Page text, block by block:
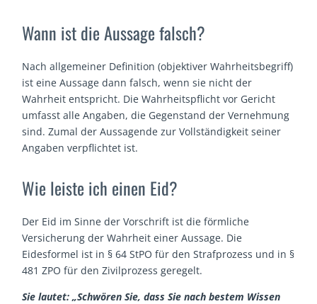
Wann ist die Aussage falsch?
Nach allgemeiner Definition (objektiver Wahrheitsbegriff)
ist eine Aussage dann falsch, wenn sie nicht der
Wahrheit entspricht. Die Wahrheitspflicht vor Gericht
umfasst alle Angaben, die Gegenstand der Vernehmung
sind. Zumal der Aussagende zur Vollständigkeit seiner
Angaben verpflichtet ist.
Wie leiste ich einen Eid?
Der Eid im Sinne der Vorschrift ist die förmliche
Versicherung der Wahrheit einer Aussage. Die
Eidesformel ist in § 64 StPO für den Strafprozess und in §
481 ZPO für den Zivilprozess geregelt.
Sie lautet: „Schwören Sie, dass Sie nach bestem Wissen